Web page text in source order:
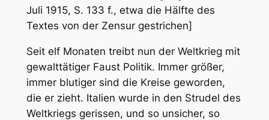
Juli 1915, S. 133 f., etwa die Hälfte des
Textes von der Zensur gestrichen]
Seit elf Monaten treibt nun der Weltkrieg mit
gewalttätiger Faust Politik. Immer größer,
immer blutiger sind die Kreise geworden,
die er zieht. Italien wurde in den Strudel des
Weltkriegs gerissen, und so unsicher, so